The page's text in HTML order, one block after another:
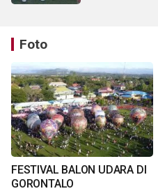
Foto
FESTIVAL BALON UDARA DI
GORONTALO